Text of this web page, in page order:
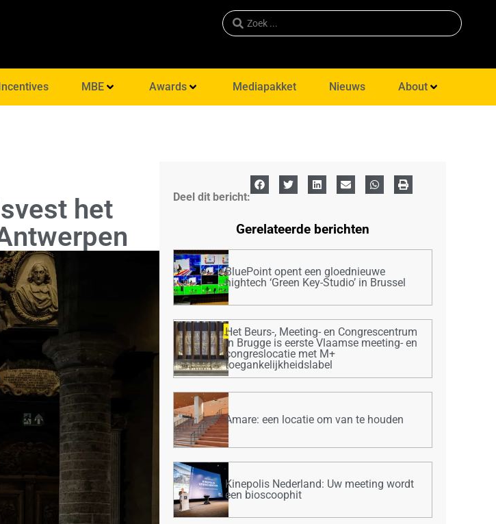
MBE Awards Mediapakket Nieuws About
het
Deel dit bericht:
Gerelateerde berichten
BluePoint opent een gloednieuwe
hightech ‘Green Key-Studio’ in Brussel
Het Beurs-, Meeting- en Congrescentrum
in Brugge is eerste Vlaamse meeting- en
congreslocatie met M+
toegankelijkheidslabel
Amare: een locatie om van te houden
Kinepolis Nederland: Uw meeting wordt
een bioscoophit